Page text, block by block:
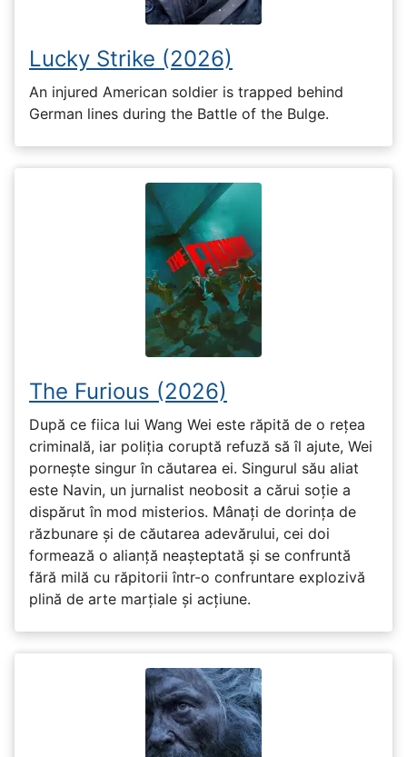
Lucky Strike (2026)
An injured American soldier is trapped behind
German lines during the Battle of the Bulge.
The Furious (2026)
După ce fiica lui Wang Wei este răpită de o rețea
criminală, iar poliția coruptă refuză să îl ajute, Wei
pornește singur în căutarea ei. Singurul său aliat
este Navin, un jurnalist neobosit a cărui soție a
dispărut în mod misterios. Mânați de dorința de
răzbunare și de căutarea adevărului, cei doi
formează o alianță neașteptată și se confruntă
fără milă cu răpitorii într-o confruntare explozivă
plină de arte marțiale și acțiune.